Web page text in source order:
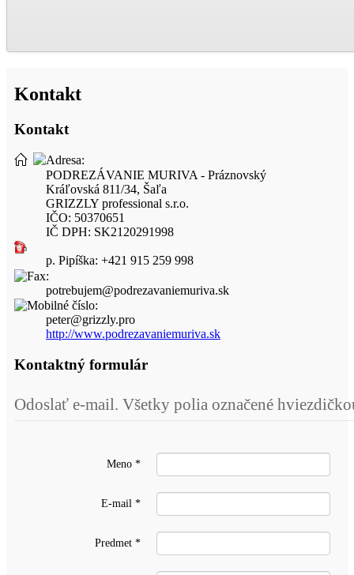
Kontakt
Kontakt
PODREZÁVANIE MURIVA - Práznovský
Kráľovská 811/34, Šaľa
GRIZZLY professional s.r.o.
IČO: 50370651
IČ DPH: SK2120291998
p. Pipíška: +421 915 259 998
potrebujem@podrezavaniemuriva.sk
peter@grizzly.pro
http://www.podrezavaniemuriva.sk
Kontaktný formulár
Odoslať e-mail. Všetky polia označené
Meno *
E-mail *
Predmet *